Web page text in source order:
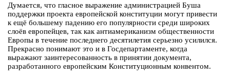
Думается, что гласное выражение администрацией Буша
поддержки проекта европейской конституции могут привести
к ещё большему падению его популярности среди широких
слоёв европейцев, так как антиамериканизм общественности
Европы в течение последнего десятилетия серьезно усилился.
Прекрасно понимают это и в Госдепартаменте, когда
выражают заинтересованность в принятии документа,
разработанного европейским Конституционным конвентом.